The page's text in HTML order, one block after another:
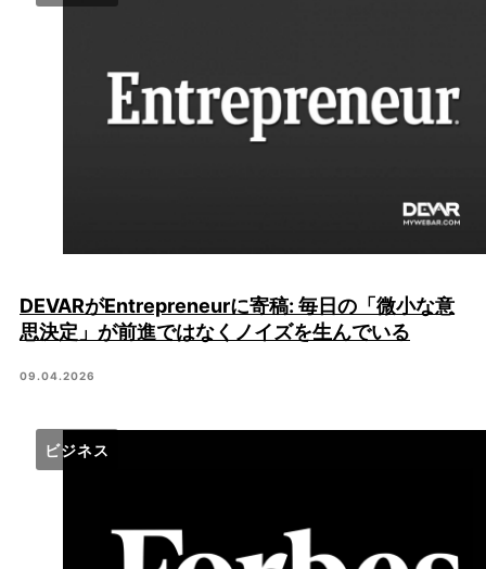
DEVARがEntrepreneurに寄稿: 毎日の「微小な意
思決定」が前進ではなくノイズを生んでいる
09.04.2026
ビジネス